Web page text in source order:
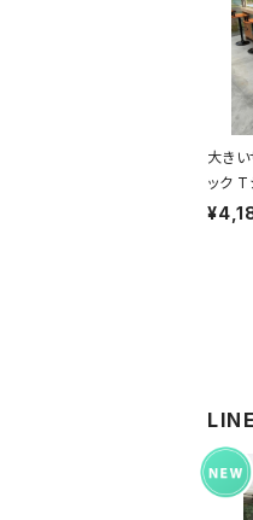
大き
ック T
半袖